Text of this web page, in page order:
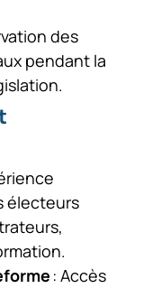
des
pendant la
électeurs
: Accès